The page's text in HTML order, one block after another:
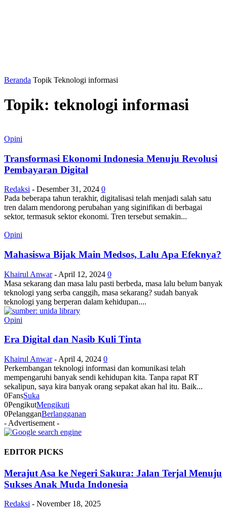
Beranda Topik Teknologi informasi
Topik: teknologi informasi
Opini
Transformasi Ekonomi Indonesia Menuju Revolusi
Pembayaran Digital
Redaksi - Desember 31, 2024 0
Pada beberapa tahun terakhir, digitalisasi telah menjadi salah satu
tren dalam mendorong perubahan yang siginifikan di berbagai
sektor, termasuk sektor ekonomi. Tren tersebut semakin...
Opini
Mahasiswa Bijak Main Medsos, Lalu Apa Efeknya?
Khairul Anwar - April 12, 2024 0
Masa sekarang dan masa lalu pasti berbeda, masa lalu belum banyak
teknologi yang serba canggih, masa sekarang? sudah banyak
teknologi yang berperan dalam kehidupan....
Opini
Era Digital dan Nasib Kuli Tinta
Khairul Anwar - April 4, 2024 0
Perkembangan teknologi informasi dan komunikasi telah
mempengaruhi banyak sendi kehidupan kita. Tanpa rapat RT
sekalipun, saya kira banyak orang sepakat akan hal itu. Baik...
0FansSuka
0PengikutMengikuti
0PelangganBerlangganan
- Advertisement -
EDITOR PICKS
Merajut Asa ke Negeri Sakura: Jalan Terjal Menuju
Sukses Anak Muda Indonesia
Redaksi - November 18, 2025